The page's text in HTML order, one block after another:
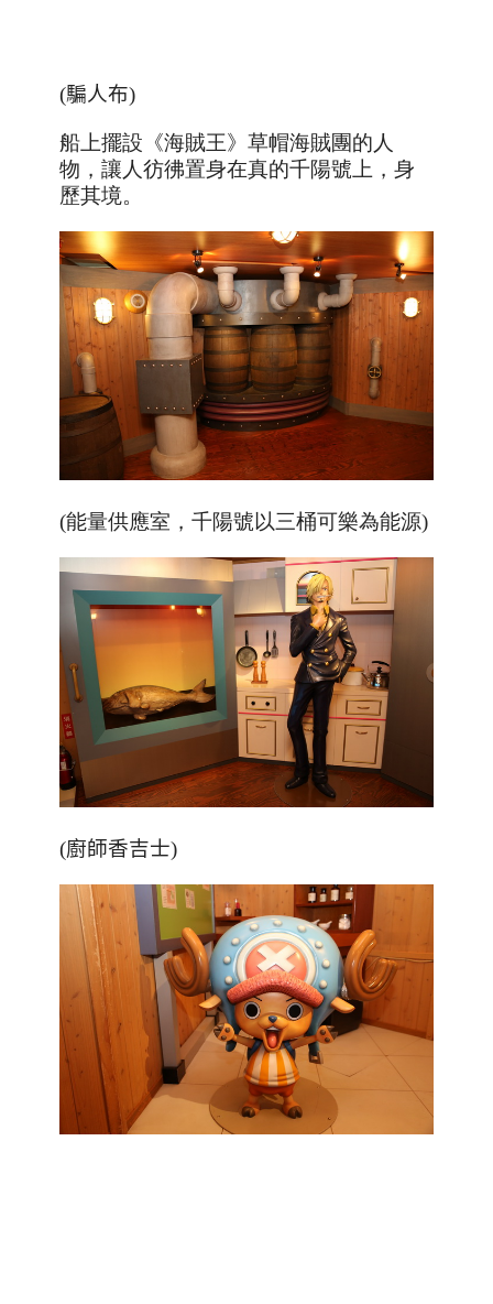
(騙人布)
船上擺設《海賊王》草帽海賊團的人
物，讓人彷彿置身在真的千陽號上，身
歷其境。
(能量供應室，千陽號以三桶可樂為能源)
(廚師香吉士)